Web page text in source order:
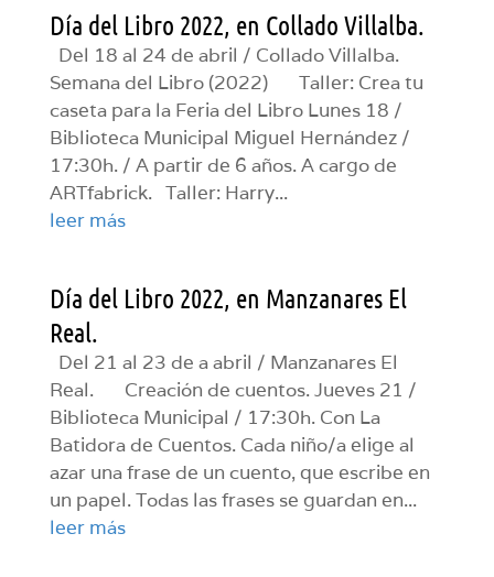
Día del Libro 2022, en Collado Villalba.
Del 18 al 24 de abril / Collado Villalba.
Semana del Libro (2022) Taller: Crea tu
caseta para la Feria del Libro Lunes 18 /
Biblioteca Municipal Miguel Hernández /
17:30h. / A partir de 6 años. A cargo de
ARTfabrick. Taller: Harry...
leer más
Día del Libro 2022, en Manzanares El
Real.
Del 21 al 23 de a abril / Manzanares El
Real. Creación de cuentos. Jueves 21 /
Biblioteca Municipal / 17:30h. Con La
Batidora de Cuentos. Cada niño/a elige al
azar una frase de un cuento, que escribe en
un papel. Todas las frases se guardan en...
leer más